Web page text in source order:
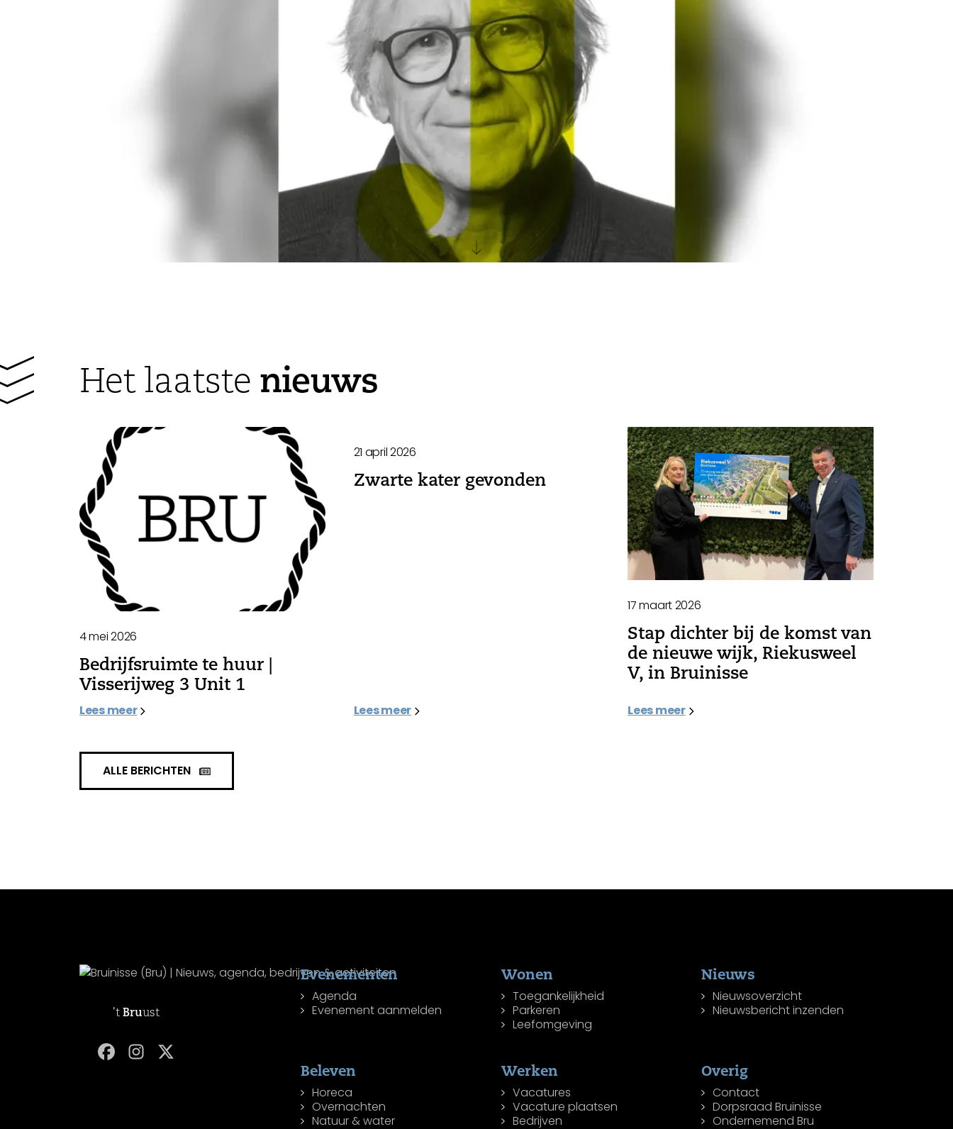
Het laatste nieuws
4 mei 2026
Bedrijfsruimte te huur |
Visserijweg 3 Unit 1
Lees meer
21 april 2026
Zwarte kater gevonden
Lees meer
17 maart 2026
Stap dichter bij de komst van
de nieuwe wijk, Riekusweel
V, in Bruinisse
Lees meer
ALLE BERICHTEN
't Bruust
Evenementen
Agenda
Evenement aanmelden
Wonen
Toegankelijkheid
Parkeren
Leefomgeving
Nieuws
Nieuwsoverzicht
Nieuwsbericht inzenden
Beleven
Horeca
Overnachten
Natuur & water
Werken
Vacatures
Vacature plaatsen
Bedrijven
Overig
Contact
Dorpsraad Bruinisse
Ondernemend Bru